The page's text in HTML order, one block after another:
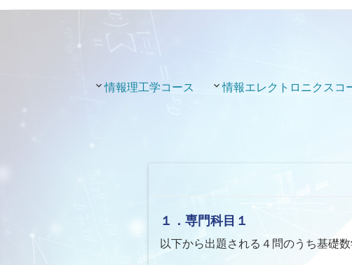
情報理工学コース 情報エレクトロニクスコ
１．専門科目１
以下から出題される４問のうち基礎